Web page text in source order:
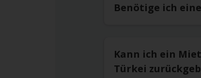
Benötige ich
Kann ich ein
Türkei